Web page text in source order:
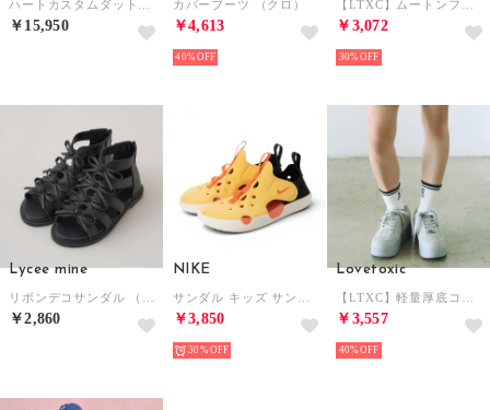
￥15,950
カバーブーツ （クロ）
￥4,613
40%
￥3,072
30%
Lycee mine
￥2,860
NIKE
￥3,850
30%
Lovetoxic
￥3,557
40%